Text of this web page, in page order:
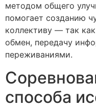
методом общего
помогает созданию
коллективу — так
обмен, передачу
переживаниями.
способа